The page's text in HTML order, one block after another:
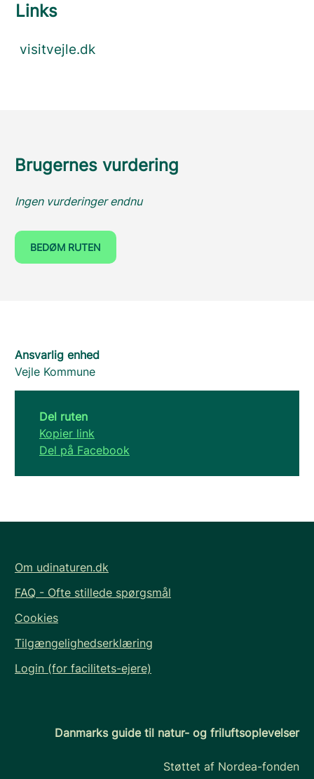
Links
visitvejle.dk
Brugernes vurdering
Ingen vurderinger endnu
BEDØM RUTEN
Ansvarlig enhed
Vejle Kommune
Del ruten
Kopier link
Del på Facebook
Om udinaturen.dk
FAQ - Ofte stillede spørgsmål
Cookies
Tilgængelighedserklæring
Login (for facilitets-ejere)
Danmarks guide til natur- og friluftsoplevelser
Støttet af Nordea-fonden